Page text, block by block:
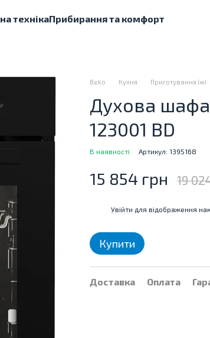
технікаПрибирання та комфорт
Beko Кухня Приготування їжі
Духова шафа
123001 BD
В наявності Артикул: 1395168
15 854 грн 19
Увійти для відображення
Купити
Доставка Оплата